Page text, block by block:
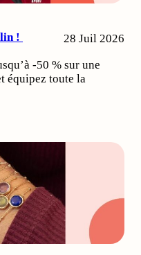
! 28 Juil 2026
-50 % sur une
équipez toute la